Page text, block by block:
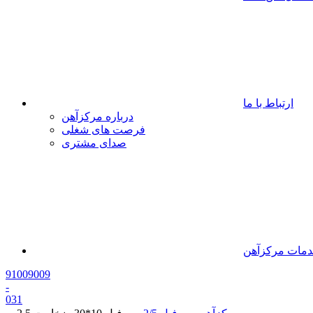
ارتباط با ما
درباره مرکزآهن
فرصت های شغلی
صدای مشتری
مرکزآهن
91009009
-
031